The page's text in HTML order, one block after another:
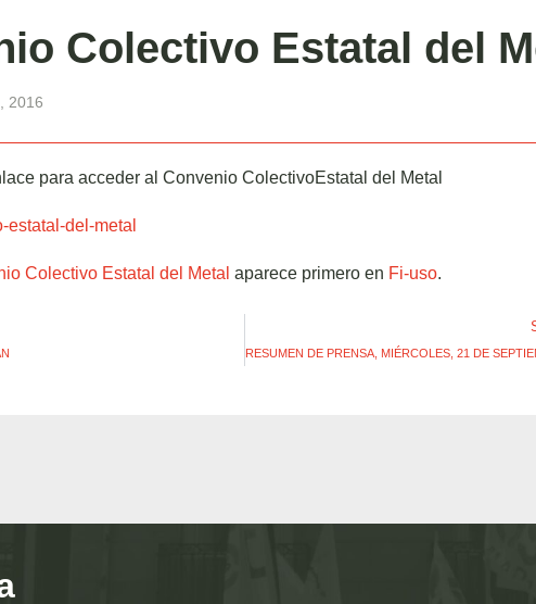
Colectivo Estatal del
2016
para acceder al Convenio ColectivoEstatal del Metal
del-metal
Colectivo Estatal del Metal aparece primero en Fi-uso.